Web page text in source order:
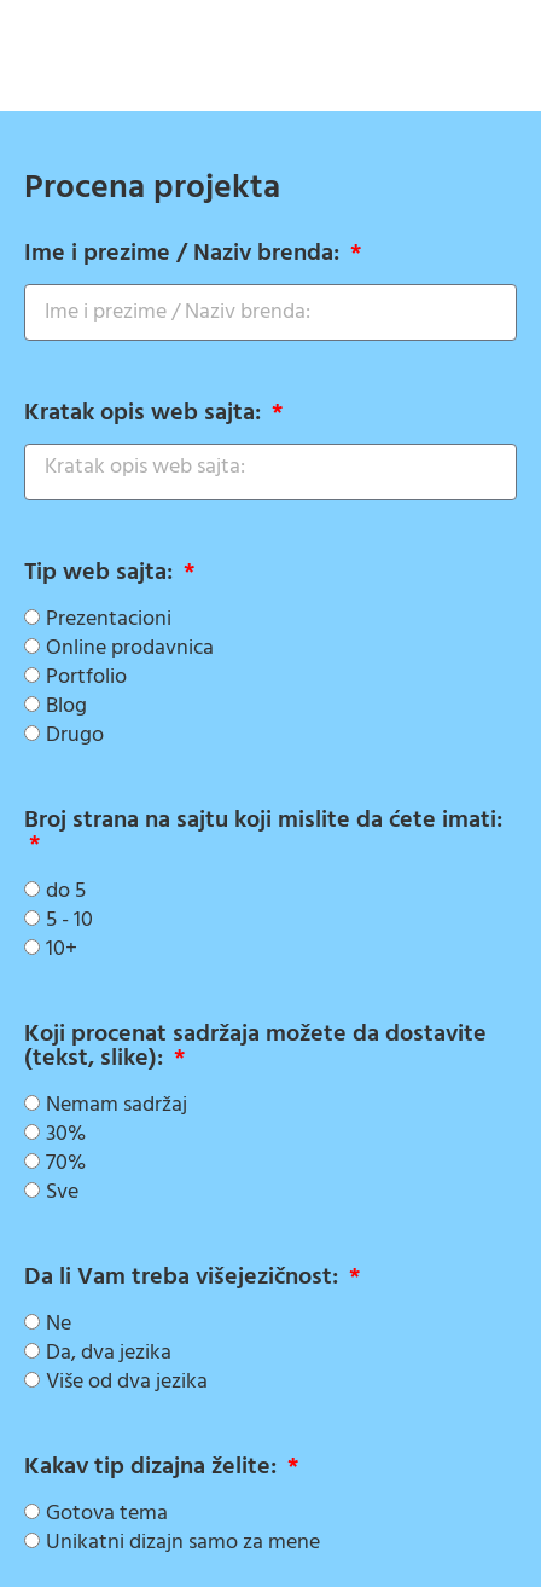
Procena projekta
Ime i prezime / Naziv brenda:
Kratak opis web sajta:
Tip web sajta:
Prezentacioni
Online prodavnica
Portfolio
Blog
Drugo
Broj strana na sajtu koji mislite da ćete imati:
do 5
5 - 10
10+
Koji procenat sadržaja možete da dostavite
(tekst, slike):
Nemam sadržaj
30%
70%
Sve
Da li Vam treba višejezičnost:
Ne
Da, dva jezika
Više od dva jezika
Kakav tip dizajna želite:
Gotova tema
Unikatni dizajn samo za mene